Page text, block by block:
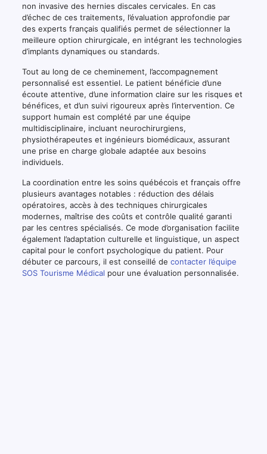
non invasive des hernies discales cervicales. En cas
d’échec de ces traitements, l’évaluation approfondie par
des experts français qualifiés permet de sélectionner la
meilleure option chirurgicale, en intégrant les technologies
d’implants dynamiques ou standards.
Tout au long de ce cheminement, l’accompagnement
personnalisé est essentiel. Le patient bénéficie d’une
écoute attentive, d’une information claire sur les risques et
bénéfices, et d’un suivi rigoureux après l’intervention. Ce
support humain est complété par une équipe
multidisciplinaire, incluant neurochirurgiens,
physiothérapeutes et ingénieurs biomédicaux, assurant
une prise en charge globale adaptée aux besoins
individuels.
La coordination entre les soins québécois et français offre
plusieurs avantages notables : réduction des délais
opératoires, accès à des techniques chirurgicales
modernes, maîtrise des coûts et contrôle qualité garanti
par les centres spécialisés. Ce mode d’organisation facilite
également l’adaptation culturelle et linguistique, un aspect
capital pour le confort psychologique du patient. Pour
débuter ce parcours, il est conseillé de contacter l’équipe
SOS Tourisme Médical pour une évaluation personnalisée.